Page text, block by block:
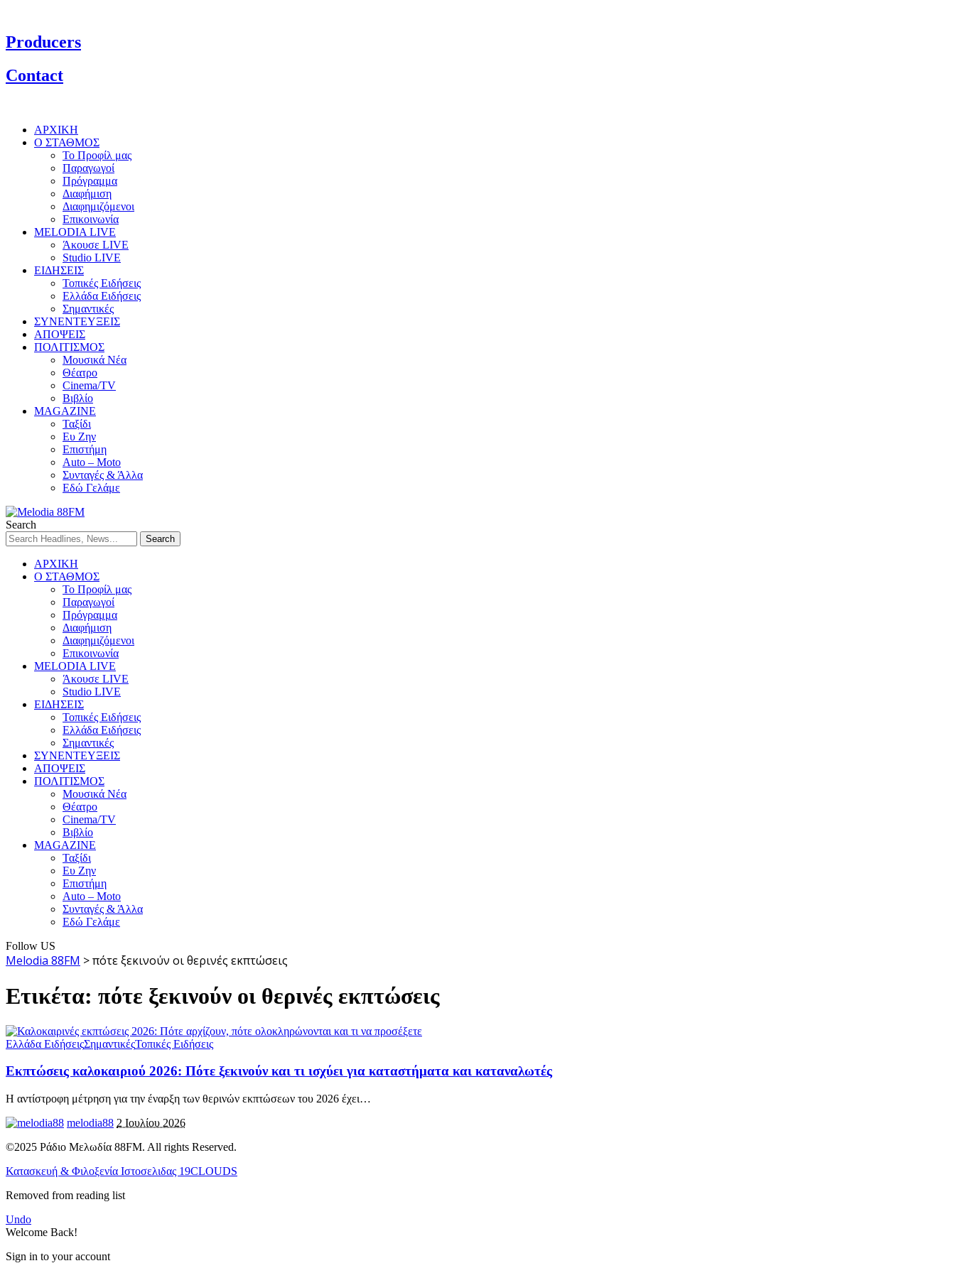
Producers
Contact
ΑΡΧΙΚΗ
Ο ΣΤΑΘΜΟΣ
Το Προφίλ μας
Παραγωγοί
Πρόγραμμα
Διαφήμιση
Διαφημιζόμενοι
Επικοινωνία
MELODIA LIVE
Άκουσε LIVE
Studio LIVE
ΕΙΔΗΣΕΙΣ
Τοπικές Ειδήσεις
Ελλάδα Ειδήσεις
Σημαντικές
ΣΥΝΕΝΤΕΥΞΕΙΣ
ΑΠΟΨΕΙΣ
ΠΟΛΙΤΙΣΜΟΣ
Μουσικά Νέα
Θέατρο
Cinema/TV
Βιβλίο
MAGAZINE
Ταξίδι
Ευ Ζην
Επιστήμη
Auto – Moto
Συνταγές & Άλλα
Εδώ Γελάμε
Search
ΑΡΧΙΚΗ
Ο ΣΤΑΘΜΟΣ
Το Προφίλ μας
Παραγωγοί
Πρόγραμμα
Διαφήμιση
Διαφημιζόμενοι
Επικοινωνία
MELODIA LIVE
Άκουσε LIVE
Studio LIVE
ΕΙΔΗΣΕΙΣ
Τοπικές Ειδήσεις
Ελλάδα Ειδήσεις
Σημαντικές
ΣΥΝΕΝΤΕΥΞΕΙΣ
ΑΠΟΨΕΙΣ
ΠΟΛΙΤΙΣΜΟΣ
Μουσικά Νέα
Θέατρο
Cinema/TV
Βιβλίο
MAGAZINE
Ταξίδι
Ευ Ζην
Επιστήμη
Auto – Moto
Συνταγές & Άλλα
Εδώ Γελάμε
Follow US
Melodia 88FM >πότε ξεκινούν οι θερινές εκπτώσεις
Ετικέτα: πότε ξεκινούν οι θερινές εκπτώσεις
Ελλάδα ΕιδήσειςΣημαντικέςΤοπικές Ειδήσεις
Εκπτώσεις καλοκαιριού 2026: Πότε ξεκινούν και τι ισχύει για καταστήματα και καταναλωτές
Η αντίστροφη μέτρηση για την έναρξη των θερινών εκπτώσεων του 2026 έχει…
melodia88 2 Ιουλίου 2026
©2025 Ράδιο Μελωδία 88FM. All rights Reserved.
Κατασκευή & Φιλοξενία Ιστοσελιδας 19CLOUDS
Removed from reading list
Undo
Welcome Back!
Sign in to your account